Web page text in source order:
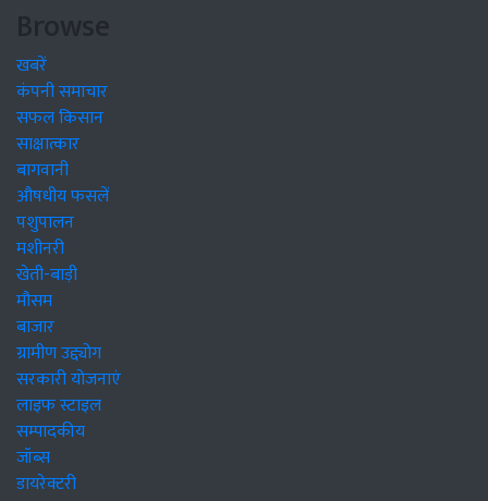
Browse
खबरें
कंपनी समाचार
सफल किसान
साक्षात्कार
बागवानी
औषधीय फसलें
पशुपालन
मशीनरी
खेती-बाड़ी
मौसम
बाजार
ग्रामीण उद्द्योग
सरकारी योजनाएं
लाइफ स्टाइल
सम्पादकीय
जॉब्स
डायरेक्टरी